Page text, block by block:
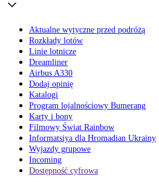
Aktualne wytyczne przed podróżą
Rozkłady lotów
Linie lotnicze
Dreamliner
Airbus A330
Dodaj opinię
Katalogi
Program lojalnościowy Bumerang
Karty i bony
Filmowy Świat Rainbow
Informatsiya dla Hromadian Ukrainy
Wyjazdy grupowe
Incoming
Dostępność cyfrowa